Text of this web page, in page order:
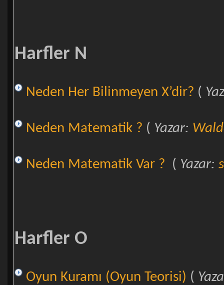
Harfler N
Neden Her Bilinmeyen X’dir? (
Neden Matematik ? ( Yazar:
Neden Matematik Var ? ( Yazar:
Harfler O
Oyun Kuramı (Oyun Teorisi) (